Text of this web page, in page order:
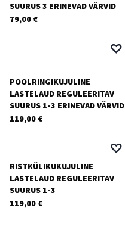
SUURUS 3 ERINEVAD VÄRVID
79,00 €
POOLRINGIKUJULINE
LASTELAUD REGULEERITAV
SUURUS 1-3 ERINEVAD VÄRVID
119,00 €
RISTKÜLIKUKUJULINE
LASTELAUD REGULEERITAV
SUURUS 1-3
119,00 €